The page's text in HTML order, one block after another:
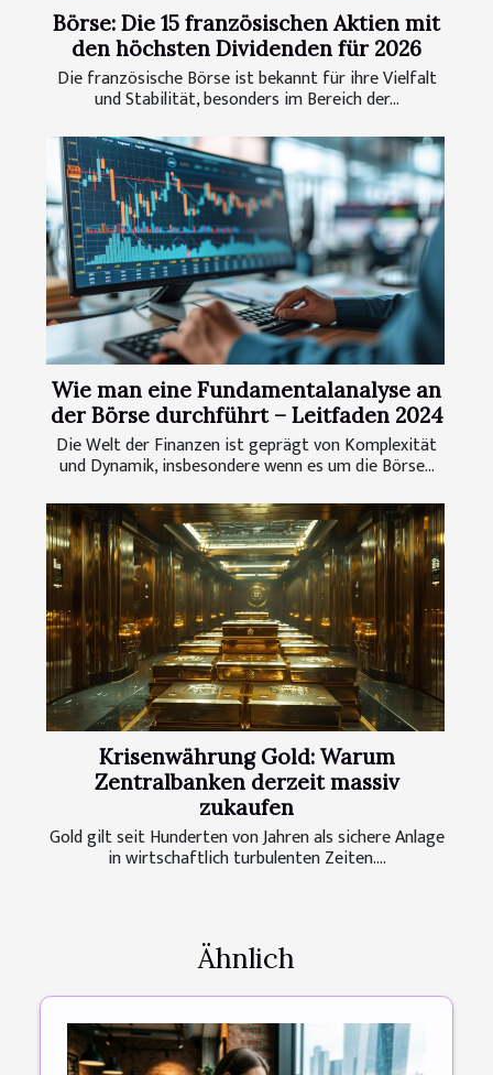
Börse: Die 15 französischen Aktien mit
den höchsten Dividenden für 2026
Die französische Börse ist bekannt für ihre Vielfalt
und Stabilität, besonders im Bereich der...
Wie man eine Fundamentalanalyse an
der Börse durchführt – Leitfaden 2024
Die Welt der Finanzen ist geprägt von Komplexität
und Dynamik, insbesondere wenn es um die Börse...
Krisenwährung Gold: Warum
Zentralbanken derzeit massiv
zukaufen
Gold gilt seit Hunderten von Jahren als sichere Anlage
in wirtschaftlich turbulenten Zeiten....
Ähnlich